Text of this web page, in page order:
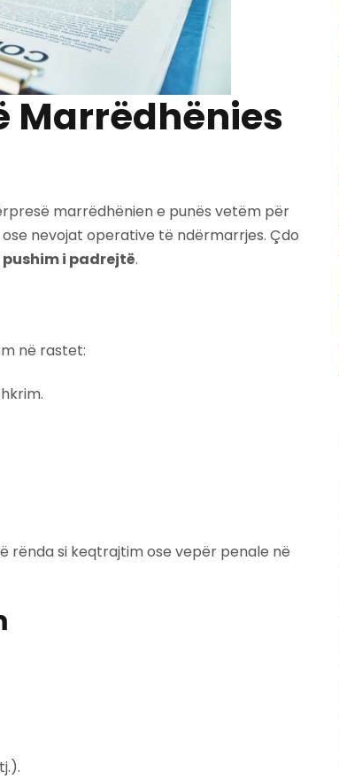
Marrëdhënies
marrëdhënien e punës vetëm për
nevojat operative të ndërmarrjes. Çdo
pushim i padrejtë.
në rastet:
rënda si keqtrajtim ose vepër penale në